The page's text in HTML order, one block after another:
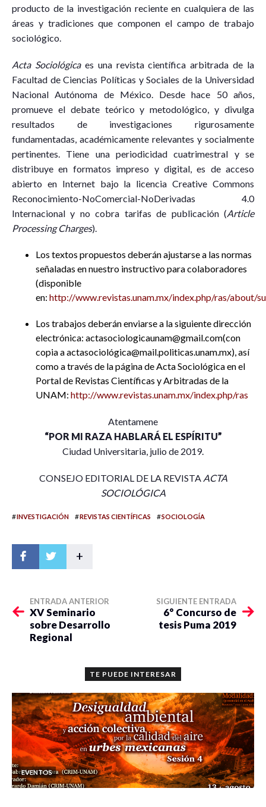
producto de la investigación reciente en cualquiera de las
áreas y tradiciones que componen el campo de trabajo
sociológico.
Acta Sociológica es una revista científica arbitrada de la
Facultad de Ciencias Políticas y Sociales de la Universidad
Nacional Autónoma de México. Desde hace 50 años,
promueve el debate teórico y metodológico, y divulga
resultados de investigaciones rigurosamente
fundamentadas, académicamente relevantes y socialmente
pertinentes. Tiene una periodicidad cuatrimestral y se
distribuye en formatos impreso y digital, es de acceso
abierto en Internet bajo la licencia Creative Commons
Reconocimiento-NoComercial-NoDerivadas 4.0
Internacional y no cobra tarifas de publicación (Article
Processing Charges).
Los textos propuestos deberán ajustarse a las normas
señaladas en nuestro instructivo para colaboradores
(disponible
en: http://www.revistas.unam.mx/index.php/ras/about/
Los trabajos deberán enviarse a la siguiente dirección
electrónica: actasociologicaunam@gmail.com(con
copia a actasociológica@mail.politicas.unam.mx), así
como a través de la página de Acta Sociológica en el
Portal de Revistas Científicas y Arbitradas de la
UNAM: http://www.revistas.unam.mx/index.php/ras
Atentamene
“POR MI RAZA HABLARÁ EL ESPÍRITU”
Ciudad Universitaria, julio de 2019.
CONSEJO EDITORIAL DE LA REVISTA ACTA
SOCIOLÓGICA
#INVESTIGACIÓN #REVISTAS CIENTÍFICAS #SOCIOLOGÍA
+
ENTRADA ANTERIOR
XV Seminario
sobre Desarrollo
Regional
SIGUIENTE ENTRADA
6° Concurso de
tesis Puma 2019
TE PUEDE INTERESAR
EVENTOS